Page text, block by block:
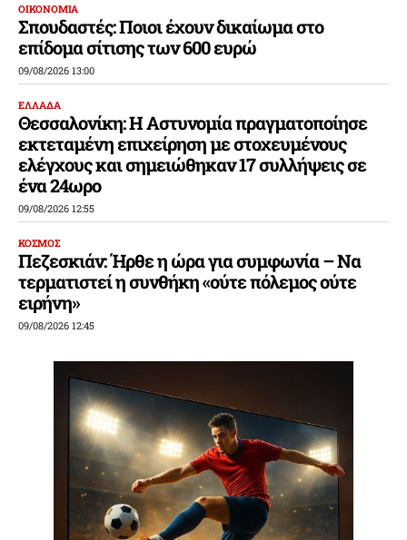
ΟΙΚΟΝΟΜΙΑ
Σπουδαστές: Ποιοι έχουν δικαίωμα στο
επίδομα σίτισης των 600 ευρώ
09/08/2026 13:00
ΕΛΛΑΔΑ
Θεσσαλονίκη: Η Αστυνομία πραγματοποίησε
εκτεταμένη επιχείρηση με στοχευμένους
ελέγχους και σημειώθηκαν 17 συλλήψεις σε
ένα 24ωρο
09/08/2026 12:55
ΚΟΣΜΟΣ
Πεζεσκιάν: Ήρθε η ώρα για συμφωνία – Να
τερματιστεί η συνθήκη «ούτε πόλεμος ούτε
ειρήνη»
09/08/2026 12:45